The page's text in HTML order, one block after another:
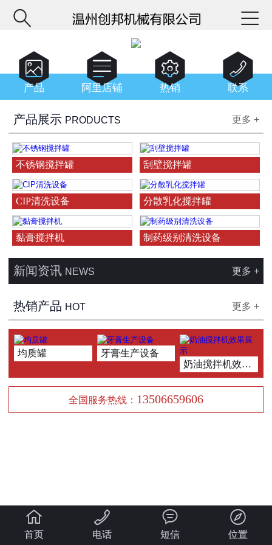



产品 
阿里店铺 
热销 
联系
产品展示 PRODUCTS 更多 +
不锈钢搅拌罐 刮壁搅拌罐
CIP清洗设备 分散乳化搅拌罐
黏膏搅拌机 制药级别清洗设备
新闻资讯 NEWS 更多 +
热销产品 HOT 更多 +
均质罐
牙膏生产设备
奶油搅拌机效果展示
全国服务热线： 13506659606

首页

电话

短信

位置